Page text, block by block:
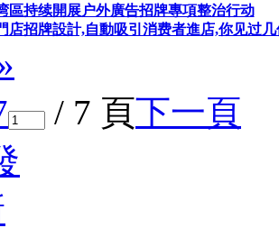
區持续開展户外廣告招牌專項整治行动
店招牌設計,自動吸引消费者進店,你见过几
/ 7 頁下一頁